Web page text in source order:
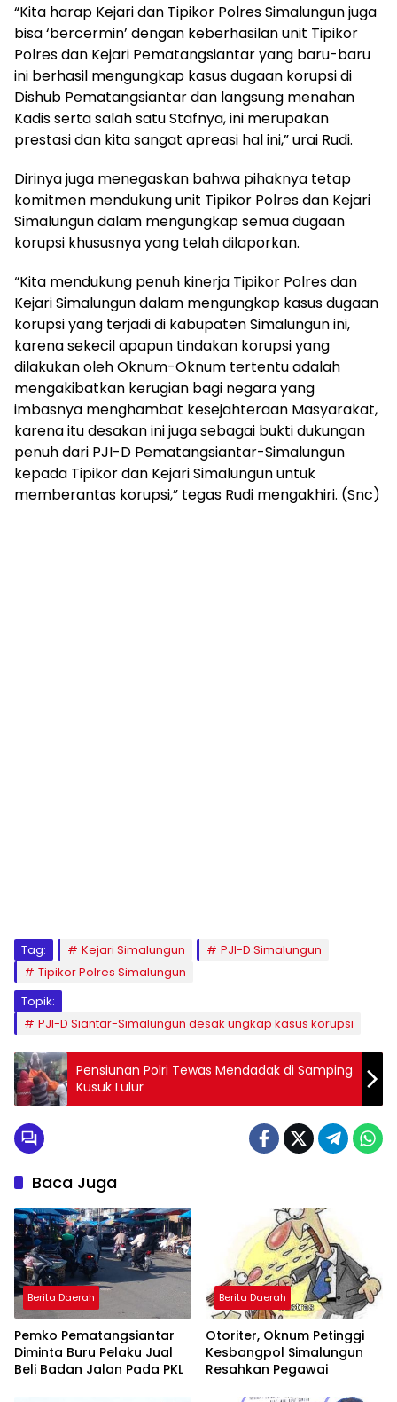
“Kita harap Kejari dan Tipikor Polres Simalungun juga
bisa ‘bercermin’ dengan keberhasilan unit Tipikor
Polres dan Kejari Pematangsiantar yang baru-baru
ini berhasil mengungkap kasus dugaan korupsi di
Dishub Pematangsiantar dan langsung menahan
Kadis serta salah satu Stafnya, ini merupakan
prestasi dan kita sangat apreasi hal ini,” urai Rudi.
Dirinya juga menegaskan bahwa pihaknya tetap
komitmen mendukung unit Tipikor Polres dan Kejari
Simalungun dalam mengungkap semua dugaan
korupsi khususnya yang telah dilaporkan.
“Kita mendukung penuh kinerja Tipikor Polres dan
Kejari Simalungun dalam mengungkap kasus dugaan
korupsi yang terjadi di kabupaten Simalungun ini,
karena sekecil apapun tindakan korupsi yang
dilakukan oleh Oknum-Oknum tertentu adalah
mengakibatkan kerugian bagi negara yang
imbasnya menghambat kesejahteraan Masyarakat,
karena itu desakan ini juga sebagai bukti dukungan
penuh dari PJI-D Pematangsiantar-Simalungun
kepada Tipikor dan Kejari Simalungun untuk
memberantas korupsi,” tegas Rudi mengakhiri. (Snc)
Tag: Kejari Simalungun
PJI-D Simalungun
Tipikor Polres Simalungun
Topik:
PJI-D Siantar-Simalungun desak ungkap kasus korupsi
Pensiunan Polri Tewas Mendadak di Samping
Kusuk Lulur
Baca Juga
Berita Daerah
Pemko Pematangsiantar
Diminta Buru Pelaku Jual
Beli Badan Jalan Pada PKL
Berita Daerah
Otoriter, Oknum Petinggi
Kesbangpol Simalungun
Resahkan Pegawai